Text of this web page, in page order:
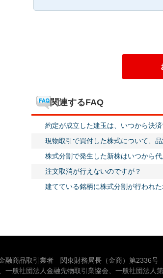
関連するFAQ
約定が成立した建玉は、いつから決
現物取引で買付した株式について、
株式分割で発生した新株はいつから
注文取消が行えないのですが？
建てている銘柄に株式分割が行われ
融商品取引業者 関東財務局長（金商）第2336号
般社団法人金融先物取引業協会、一般社団法人